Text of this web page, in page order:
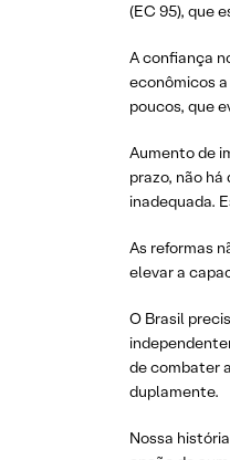
(EC 95), que
A confiança
econômicos
poucos, que
Aumento de
prazo, não
inadequada.
As reformas
elevar a
O Brasil
de combater
duplamente.
Nossa